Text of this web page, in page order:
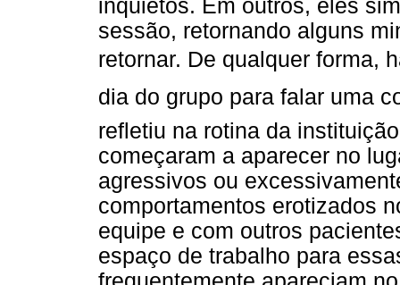
inquietos. Em outros, eles
sessão, retornando alguns
retornar. De qualquer forma,
dia do grupo para falar uma
refletiu na rotina da
começaram a aparecer no
agressivos ou
comportamentos erotizados
equipe e com outros
espaço de trabalho para